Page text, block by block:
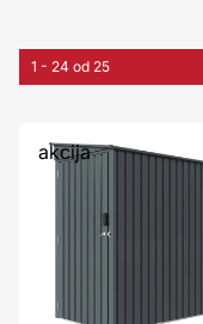
1 - 24 od 25
akcija